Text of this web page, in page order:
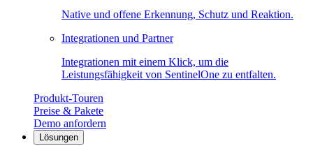
Native und offene Erkennung, Schutz und Reaktion.
Integrationen und Partner
Integrationen mit einem Klick, um die
Leistungsfähigkeit von SentinelOne zu entfalten.
Produkt-Touren
Preise & Pakete
Demo anfordern
Lösungen